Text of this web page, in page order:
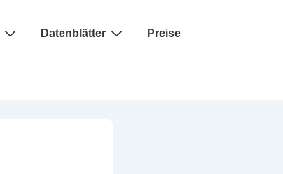
Datenblätter Preise